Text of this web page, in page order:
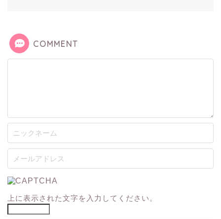
COMMENT
上に表示された文字を入力してください。